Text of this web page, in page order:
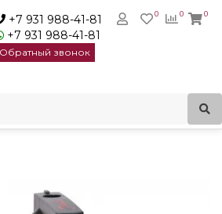
+7 931 988-41-81
+7 931 988-41-81
Обратный звонок
0
0 0
с электроприводом
с э/приводом Danfoss AMZ-112